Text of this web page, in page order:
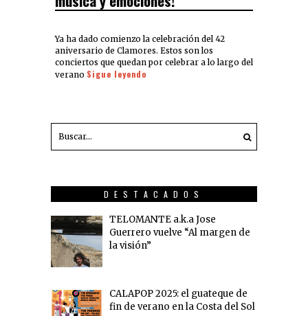
Ya ha dado comienzo la celebración del 42
aniversario de Clamores. Estos son los
conciertos que quedan por celebrar a lo largo del
verano Sigue leyendo
DESTACADOS
TELOMANTE a.k.a Jose
Guerrero vuelve “Al margen de
la visión”
CALAPOP 2025: el guateque de
fin de verano en la Costa del Sol